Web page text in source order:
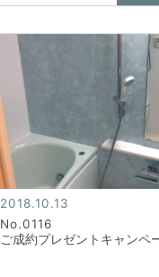
2018.10.13
No.0116
ご成約プレゼントキャンペ